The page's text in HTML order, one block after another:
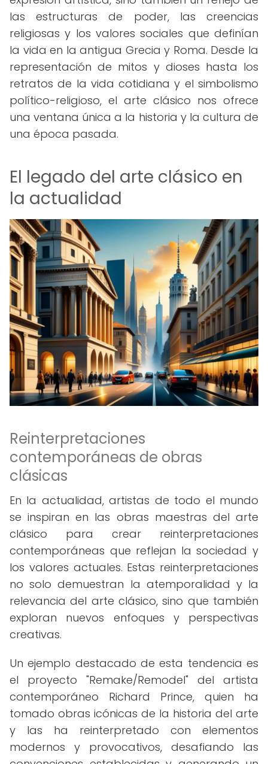
las estructuras de poder, las creencias
religiosas y los valores sociales que definían
la vida en la antigua Grecia y Roma. Desde la
representación de mitos y dioses hasta los
retratos de la vida cotidiana y el simbolismo
político-religioso, el arte clásico nos ofrece
una ventana única a la historia y la cultura de
una época pasada.
El legado del arte clásico en
la actualidad
Reinterpretaciones
contemporáneas de obras
clásicas
En la actualidad, artistas de todo el mundo
se inspiran en las obras maestras del arte
clásico para crear reinterpretaciones
contemporáneas que reflejan la sociedad y
los valores actuales. Estas reinterpretaciones
no solo demuestran la atemporalidad y la
relevancia del arte clásico, sino que también
exploran nuevos enfoques y perspectivas
creativas.
Un ejemplo destacado de esta tendencia es
el proyecto "Remake/Remodel" del artista
contemporáneo Richard Prince, quien ha
tomado obras icónicas de la historia del arte
y las ha reinterpretado con elementos
modernos y provocativos, desafiando las